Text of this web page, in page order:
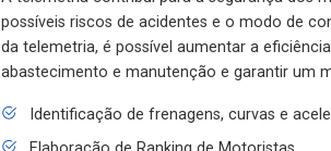
possíveis riscos de acidentes e o modo de
da telemetria, é possível aumentar a
abastecimento e manutenção e garantir um
Identificação de frenagens, curvas e
Elaboração de Ranking de Motoristas